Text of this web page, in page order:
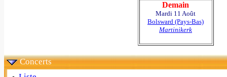
Demain
Mardi 11 Août
Bolsward (Pays-Bas)
Martinikerk
Concerts